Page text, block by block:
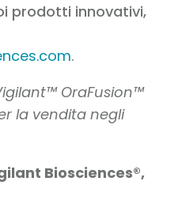
prodotti innovativi,
.
OraFusion™
la vendita negli
Biosciences®,